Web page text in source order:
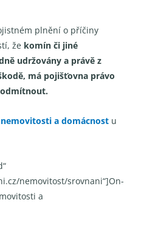
plnění o příčiny
že komín či jiné
udržovány a právě z
má pojišťovna právo
a domácnost u
nemovitost/srovnani“]On-
a